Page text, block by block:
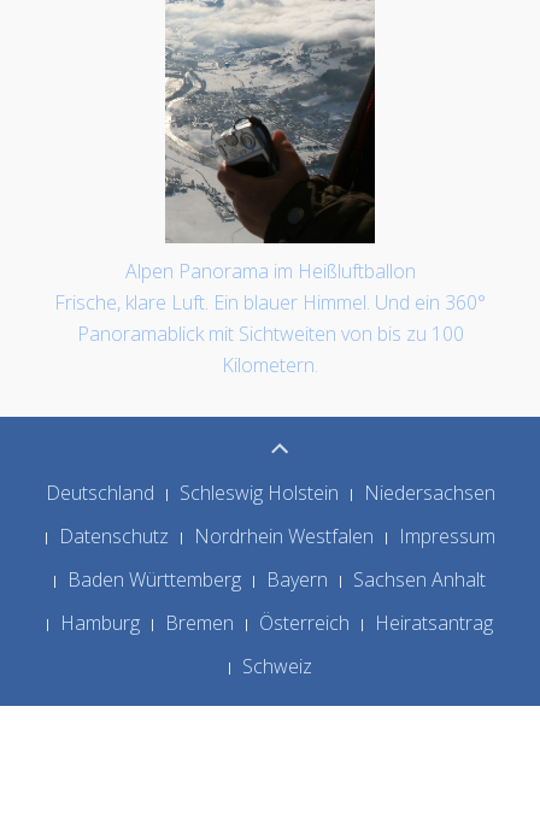
Alpen Panorama im Heißluftballon
Frische, klare Luft. Ein blauer Himmel. Und ein 360°
Panoramablick mit Sichtweiten von bis zu 100
Kilometern.
Deutschland Schleswig Holstein
Niedersachsen
Datenschutz
Nordrhein Westfalen
Impressum
Baden Württemberg
Bayern
Sachsen Anhalt
Hamburg
Bremen Österreich
Heiratsantrag
Schweiz